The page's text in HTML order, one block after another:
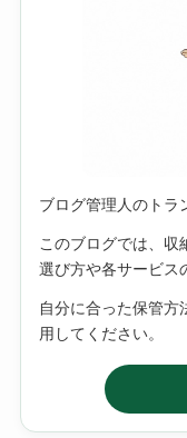
ブログ管理人のトラ
このブログでは、収
選び方や各サービス
自分に合った保管方
用してください。